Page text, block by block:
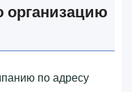
по адресу